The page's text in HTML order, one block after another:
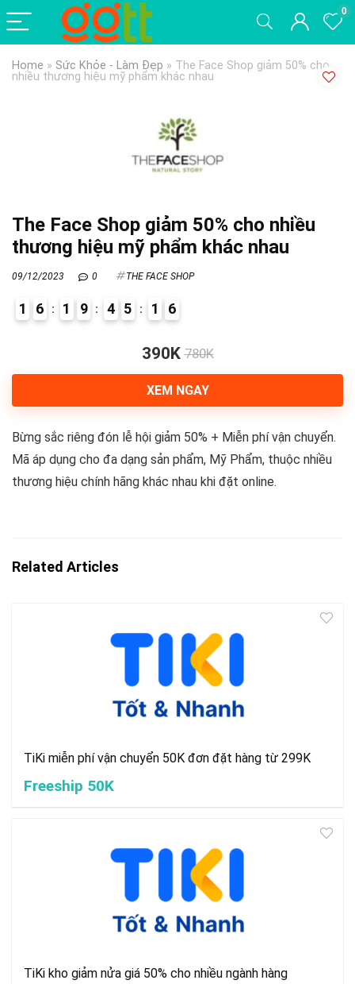
0
Home » Sức Khỏe - Làm Đẹp » The Face Shop giảm 50% cho
nhiều thương hiệu mỹ phẩm khác nhau
The Face Shop giảm 50% cho nhiều
thương hiệu mỹ phẩm khác nhau
09/12/2023 0 THE FACE SHOP
1
6 1 9 4 5 1 5
6
390K 780K
XEM NGAY
Bừng sắc riêng đón lễ hội giảm 50% + Miễn phí vận chuyển.
Mã áp dụng cho đa dạng sản phẩm, Mỹ Phẩm, thuộc nhiều
thương hiệu chính hãng khác nhau khi đặt online.
Related Articles
TiKi miễn phí vận chuyển 50K đơn đặt hàng từ 299K
Freeship 50K
TiKi kho giảm nửa giá 50% cho nhiều ngành hàng